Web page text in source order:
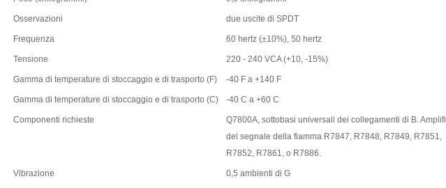
Osservazioni due uscite di SPDT
Frequenza 60 hertz (±10%), 50 hertz
Tensione 220 - 240 VCA (+10, -15%)
Gamma di temperature di stoccaggio e di trasporto (F) -40 F a +140 F
Gamma di temperature di stoccaggio e di trasporto (C) -40 C a +60 C
Componenti richieste
Q7800A, sottobasi universali dei collegamenti di B.
del segnale della fiamma R7847, R7848, R7849, R7851,
R7852, R7861, o R7886.
Vibrazione 0,5 ambienti di G